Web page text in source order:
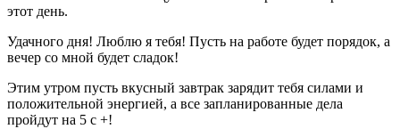
этот день.
Удачного дня! Люблю я тебя! Пусть на работе будет порядок, а
вечер со мной будет сладок!
Этим утром пусть вкусный завтрак зарядит тебя силами и
положительной энергией, а все запланированные дела
пройдут на 5 с +!